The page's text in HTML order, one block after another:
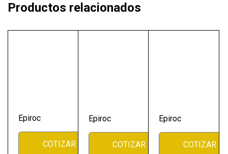
Productos relacionados
Epiroc
COTIZAR
Epiroc
COTIZAR
Epiroc
COTIZAR